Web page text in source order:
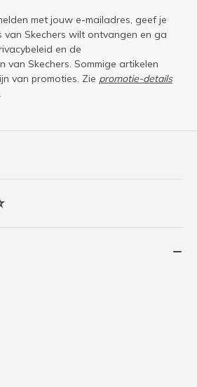
met jouw e-mailadres, geef je
Skechers wilt ontvangen en ga
en de
van Skechers. Sommige artikelen
van promoties. Zie promotie-details